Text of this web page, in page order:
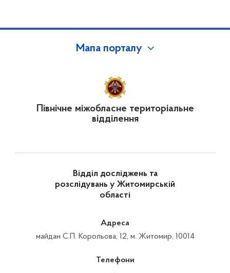
Мапа порталу
Північне міжобласне територіальне
відділення
Відділ досліджень та
розслідувань у Житомирській
області
Адреса
майдан С.П. Корольова, 12, м. Житомир, 10014
Телефони